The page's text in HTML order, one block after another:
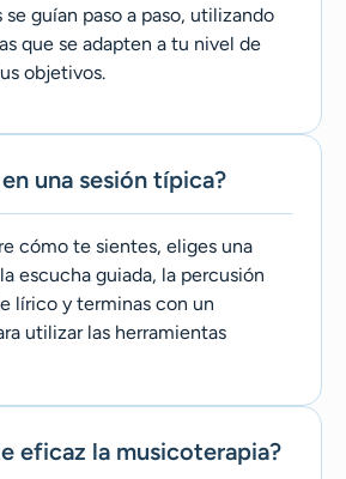
se guían paso a paso, utilizando
que se adapten a tu nivel de
objetivos.
una sesión típica?
cómo te sientes, eliges una
escucha guiada, la percusión
lírico y terminas con un
utilizar las herramientas
eficaz la musicoterapia?